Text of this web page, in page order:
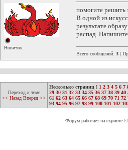
Новичок
помогите решить
В одной из
результате
распад.
Всего сообщений: 3 |
Переход к теме
<< Назад Вперед >>
Несколько страниц [ 1 2 3 4 5 6 7
29 30 31 32 33 34 35 36 37 38 39 40
61 62 63 64 65 66 67 68 69 70 71 72
93 94 95 96 97 98 99 100 101 102
Форум работает на скрипте